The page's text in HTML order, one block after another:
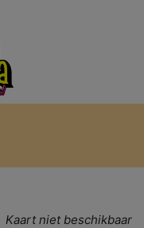
Kaart niet beschikbaar